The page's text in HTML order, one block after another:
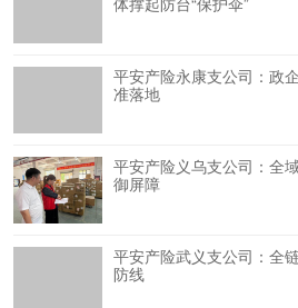
平安产险永康支公司：政
准落地
平安产险义乌支公司：全
御屏障
平安产险武义支公司：全
防线